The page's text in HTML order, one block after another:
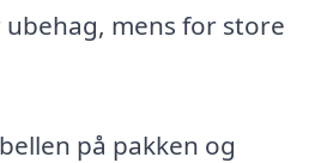
mens for store
på pakken og